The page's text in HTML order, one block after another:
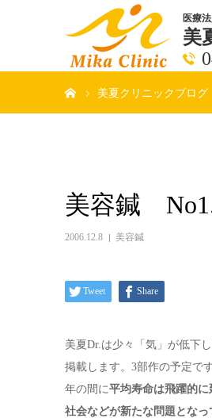
医療
美
美夏クリニックブログ
美容鍼
2006.12.8 美容鍼
Tweet Share
美夏Dr.は少々「気」が低下
掲載します。3部作の予定
年の間に平均寿命は飛躍的に
社会などが新たな問題となっ